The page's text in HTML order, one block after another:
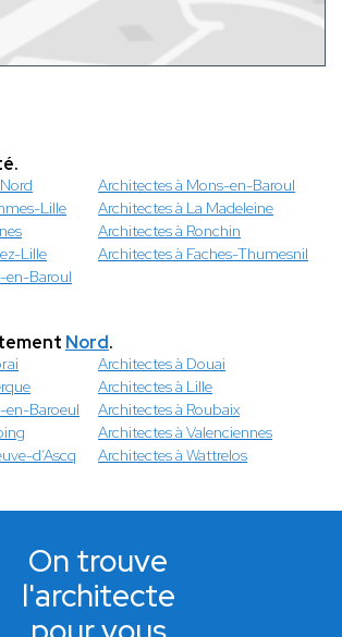
Architectes à Mons-en-Baroul
Lille
Architectes à La Madeleine
Architectes à Ronchin
Lille
Architectes à Faches-Thumesnil
en-Baroul
Nord.
Architectes à Douai
Architectes à Lille
en-Baroeul
Architectes à Roubaix
Architectes à Valenciennes
d’Ascq
Architectes à Wattrelos
On trouve
l'architecte